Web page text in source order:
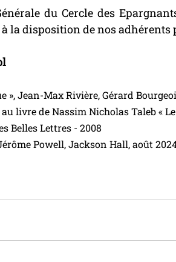
du Cercle des
la disposition de nos adhérents
», Jean-Max Rivière, Gérard
livre de Nassim Nicholas Taleb «
Belles Lettres - 2008
Powell, Jackson Hall, août